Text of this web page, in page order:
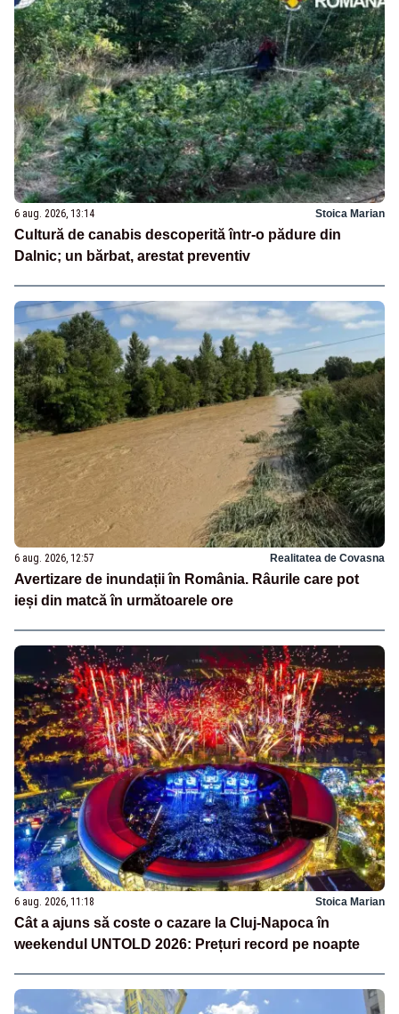
6 aug. 2026, 13:14 Stoica Marian
Cultură de canabis descoperită într-o pădure din
Dalnic; un bărbat, arestat preventiv
6 aug. 2026, 12:57 Realitatea de Covasna
Avertizare de inundații în România. Râurile care pot
ieși din matcă în următoarele ore
6 aug. 2026, 11:18 Stoica Marian
Cât a ajuns să coste o cazare la Cluj-Napoca în
weekendul UNTOLD 2026: Prețuri record pe noapte